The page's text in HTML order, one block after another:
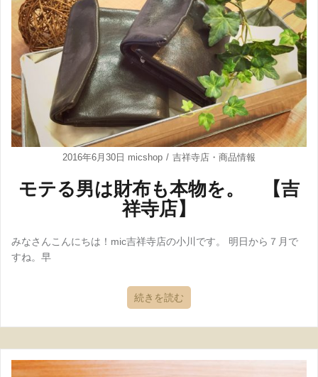
2016年6月30日 micshop 吉祥寺店 ・ 商品情報
モテる男は財布も本物を。 【吉
祥寺店】
みなさんこんにちは！mic吉祥寺店の小川です。 明日から７月で
すね。早
続きを読む